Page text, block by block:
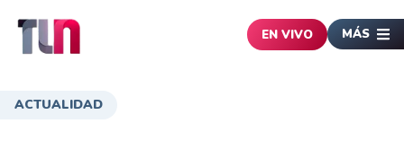
EN VIVO MÁS
ACTUALIDAD